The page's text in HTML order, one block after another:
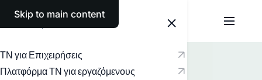
Skip to main content
ΤΝ για Επιχειρήσεις
Πλατφόρμα ΤΝ για εργαζόμενους